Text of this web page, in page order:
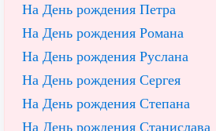
На День рождения Петра
На День рождения Романа
На День рождения Руслана
На День рождения Сергея
На День рождения Степана
На День рождения Станислава